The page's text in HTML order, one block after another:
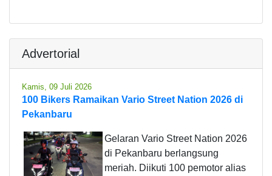
Advertorial
Kamis, 09 Juli 2026
100 Bikers Ramaikan Vario Street Nation 2026 di
Pekanbaru
Gelaran Vario Street Nation 2026
di Pekanbaru berlangsung
meriah. Diikuti 100 pemotor alias